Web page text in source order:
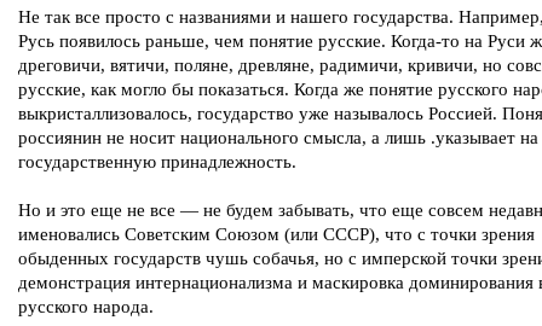
Не так все просто с названиями и нашего государства.
Русь появилось раньше, чем понятие русские. Когда-то на Руси
дреговичи, вятичи, поляне, древляне, радимичи, кривичи, но
русские, как могло бы показаться. Когда же понятие русского
выкристаллизовалось, государство уже называлось Россией.
россиянин не носит национального смысла, а лишь .указывает на
государственную принадлежность.
Но и это еще не все — не будем забывать, что еще совсем
именовались Советским Союзом (или СССР), что с точки зрения
обыденных государств чушь собачья, но с имперской точки
демонстрация интернационализма и маскировка доминирования
русского народа.